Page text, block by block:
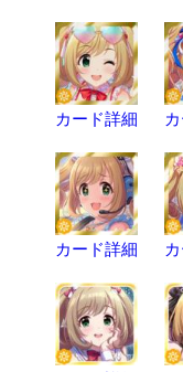
カード詳細
カード詳細